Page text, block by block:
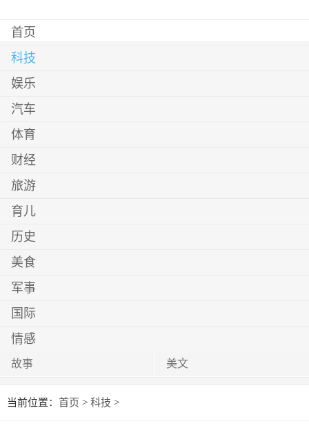
首页
科技
娱乐
汽车
体育
财经
旅游
育儿
历史
美食
军事
国际
情感
故事 美文
当前位置： 首页 > 科技 >